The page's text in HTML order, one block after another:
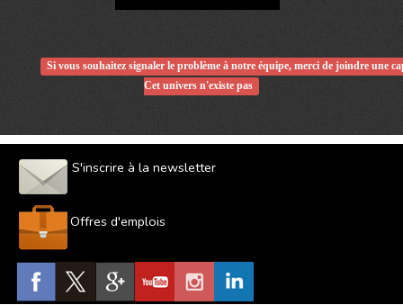
Si vous souhaitez signaler le problème à notre équipe, merci de joindre une
Cet univers n'existe pas
S'inscrire à la newsletter
Offres d'emplois